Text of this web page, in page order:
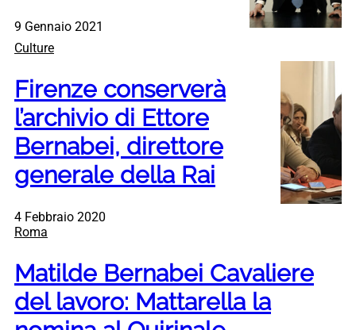
9 Gennaio 2021
Culture
Firenze conserverà
l’archivio di Ettore
Bernabei, direttore
generale della Rai
4 Febbraio 2020
Roma
Matilde Bernabei Cavaliere
del lavoro: Mattarella la